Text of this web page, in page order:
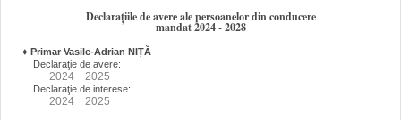
Declarațiile de avere ale persoanelor din conducere
mandat 2024 - 2028
♦ Primar Vasile-Adrian NIȚĂ
Declaraţie de avere:
2024 2025
Declaraţie de interese:
2024 2025